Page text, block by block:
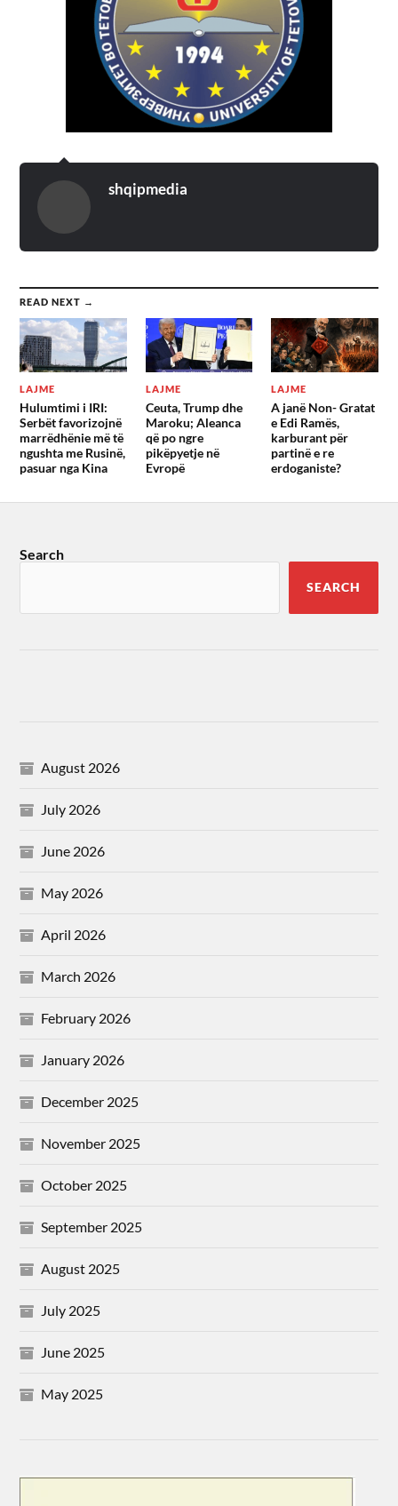
shqipmedia
READ NEXT →
LAJME
Hulumtimi i IRI:
Serbët favorizojnë
marrëdhënie më të
ngushta me Rusinë,
pasuar nga Kina
LAJME
Ceuta, Trump dhe
Maroku; Aleanca
që po ngre
pikëpyetje në
Evropë
LAJME
A janë Non- Gratat
e Edi Ramës,
karburant për
partinë e re
erdoganiste?
Search
SEARCH
August 2026
July 2026
June 2026
May 2026
April 2026
March 2026
February 2026
January 2026
December 2025
November 2025
October 2025
September 2025
August 2025
July 2025
June 2025
May 2025